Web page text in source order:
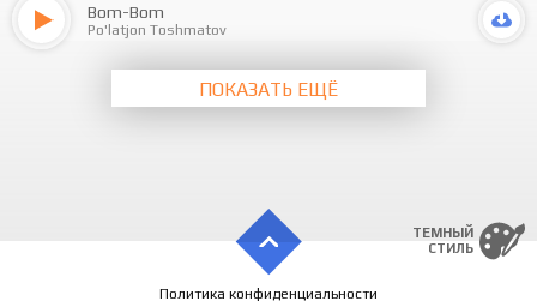
Bom-Bom
Po'latjon Toshmatov
ПОКАЗАТЬ ЕЩЁ
ТЕМНЫЙ
СТИЛЬ
Политика конфиденциальности